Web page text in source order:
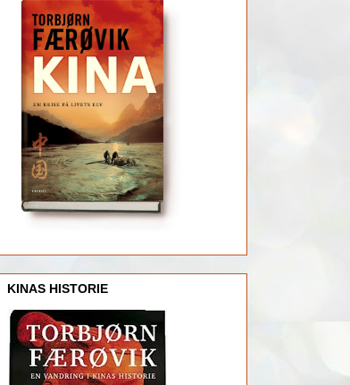
KINAS HISTORIE